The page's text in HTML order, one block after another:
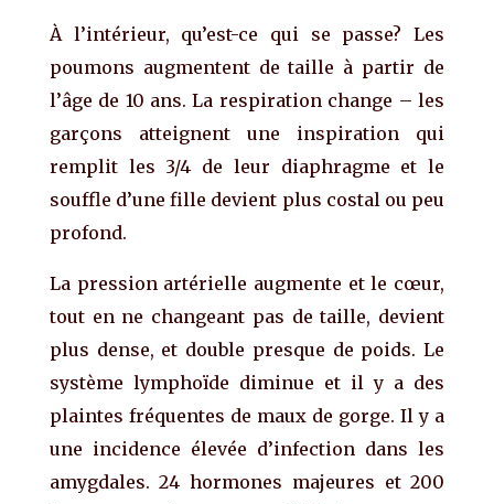
À l’intérieur, qu’est-ce qui se passe? Les
poumons augmentent de taille à partir de
l’âge de 10 ans. La respiration change – les
garçons atteignent une inspiration qui
remplit les 3/4 de leur diaphragme et le
souffle d’une fille devient plus costal ou peu
profond.
La pression artérielle augmente et le cœur,
tout en ne changeant pas de taille, devient
plus dense, et double presque de poids. Le
système lymphoïde diminue et il y a des
plaintes fréquentes de maux de gorge. Il y a
une incidence élevée d’infection dans les
amygdales. 24 hormones majeures et 200